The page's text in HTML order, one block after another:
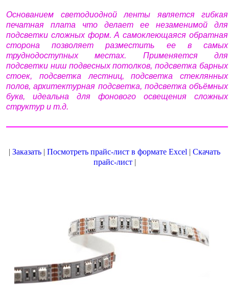
Основанием светодиодной ленты является гибкая
печатная плата что делает ее незаменимой для
подсветки сложных форм. А самоклеющаяся обратная
сторона позволяет разместить ее в самых
труднодоступных местах. Применяется для
подсветки ниш подвесных потолков, подсветка барных
стоек, подсветка лестниц, подсветка стеклянных
полов, архитектурная подсветка, подсветка объёмных
букв, идеальна для фонового освещения сложных
структур и т.д.
| Заказать | Посмотреть прайс-лист в формате Excel | Скачать
прайс-лист|